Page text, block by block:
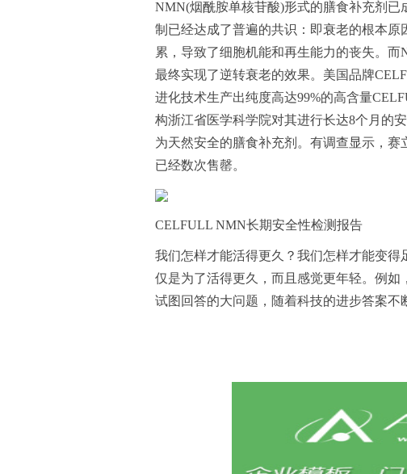
NMN(烟酰胺单核苷酸)形式的膳食补充剂
制已经达成了普遍的共识：即衰老的根本
累，导致了细胞机能和再生能力的丧失。
最终实现了逆转衰老的效果。美国品牌
进化技术生产出纯度高达99%的高含量
构浙江省医学科学院对其进行长达8个月的
为天然安全的膳食补充剂。有调查显示，
已经数次售罄。
CELFULL NMN长期安全性检测报告
我们怎样才能活得更久？我们怎样才能变得
仅是为了活得更久，而且感觉更年轻。例如
试图回答的大问题，随着科技的进步答案不